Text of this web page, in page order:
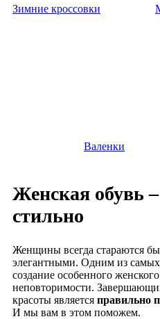
Зимние кроссовки
Валенки
Женская обувь
стильно
Женщины всегда стараются
элегантными. Одним из
создание особенного
неповторимости.
красоты является правильно
И мы вам в этом поможем.